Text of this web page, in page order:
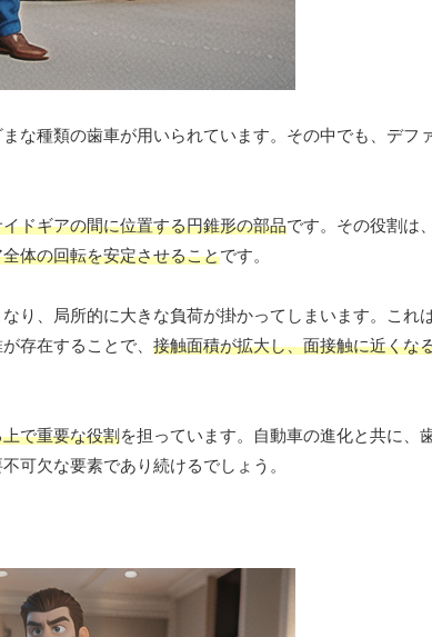
な種類の歯車が用いられています。その中でも、デフ
ドギアの間に位置する円錐形の部品です。その役割は、
体の回転を安定させることです。
り、局所的に大きな負荷が掛かってしまいます。これ
存在することで、 接触面積が拡大し、面接触に近くな
で重要な役割を担っています。自動車の進化と共に、
可欠な要素であり続けるでしょう。